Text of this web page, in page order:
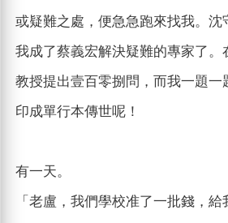
或疑難之處，便急急跑來找我。沈
我成了蔡義宏解決疑難的專家了。
教授提出壹百零捌問，而我一題一
印成單行本傳世呢！
有一天。
「老盧，我們學校准了一批錢，給